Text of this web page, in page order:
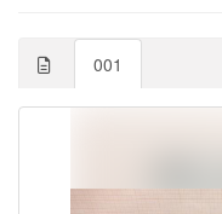
001